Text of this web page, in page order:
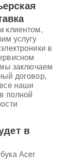
клиентом,
услугу
в
заключаем
договор,
наши
полной
в
Acer